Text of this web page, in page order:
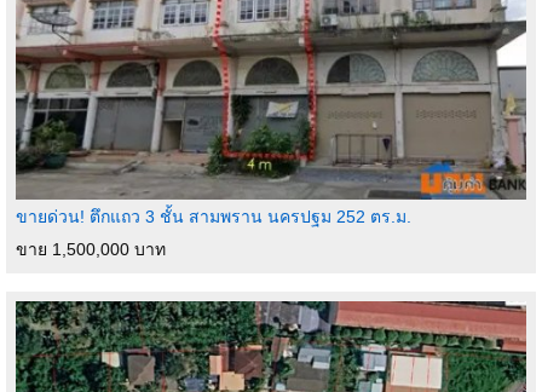
ขายด่วน! ตึกแถว 3 ชั้น สามพราน นครปฐม 252 ตร.ม.
ขาย 1,500,000 บาท